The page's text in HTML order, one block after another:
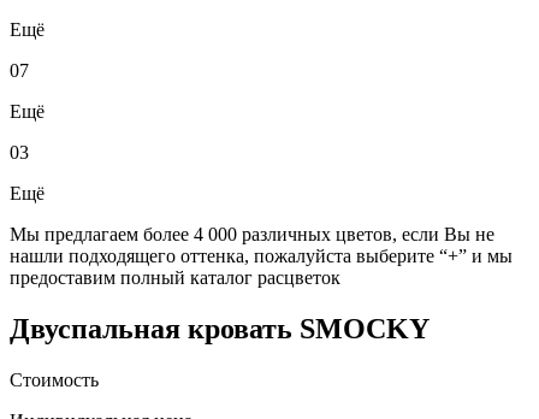
Ещё
07
Ещё
03
Ещё
Мы предлагаем более 4 000 различных цветов, если Вы не
нашли подходящего оттенка, пожалуйста выберите “+” и мы
предоставим полный каталог расцветок
Двуспальная кровать SMOCKY
Стоимость